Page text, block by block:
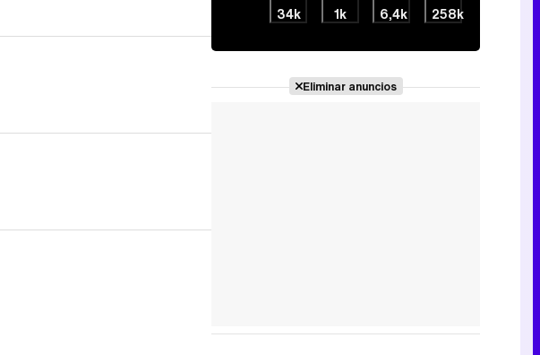
34k 1k 6,4k 258k
Eliminar anuncios